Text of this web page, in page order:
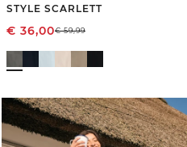
STYLE SCARLETT
€ 36,00€59,99